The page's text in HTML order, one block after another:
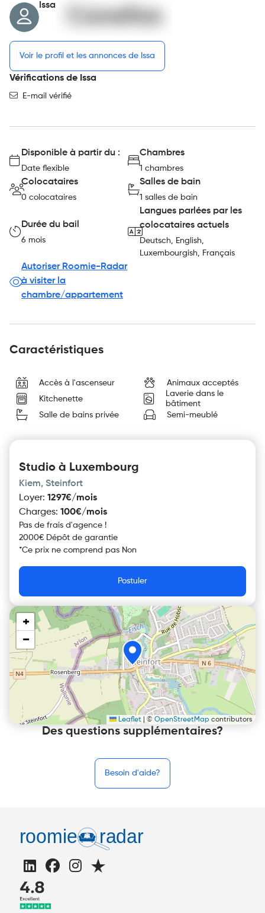
Issa
Voir le profil et les annonces de Issa
Vérifications de Issa
E-mail vérifié
Disponible à partir du :
Date flexible
Chambres
1 chambres
Colocataires
0 colocataires
Salles de bain
1 salles de bain
Durée du bail
6 mois
Langues parlées par les
colocataires actuels
Deutsch, English,
Luxembourgish, Français
Autoriser Roomie-Radar
à visiter la
chambre/appartement
Caractéristiques
Accès à l'ascenseur
Animaux acceptés
Kitchenette
Laverie dans le
bâtiment
Salle de bains privée
Semi-meublé
Studio à Luxembourg
Kiem, Steinfort
Loyer: 1297€/mois
Charges: 100€/mois
Pas de frais d'agence !
2000€ Dépôt de garantie
*Ce prix ne comprend pas Non
Postuler
+
−
Leaflet | © OpenStreetMap contributors
Des questions supplémentaires?
Besoin d'aide?